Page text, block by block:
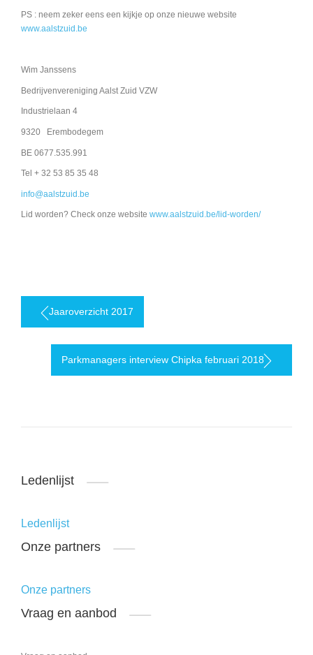
PS : neem zeker eens een kijkje op onze nieuwe website
www.aalstzuid.be
Wim Janssens
Bedrijvenvereniging Aalst Zuid VZW
Industrielaan 4
9320 Erembodegem
BE 0677.535.991
Tel + 32 53 85 35 48
info@aalstzuid.be
Lid worden? Check onze website www.aalstzuid.be/lid-worden/
Berichtnavigatie
Jaaroverzicht 2017
Parkmanagers interview Chipka februari 2018
Ledenlijst
Ledenlijst
Onze partners
Onze partners
Vraag en aanbod